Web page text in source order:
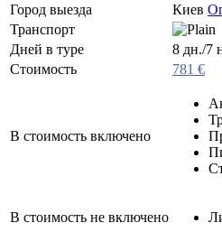
Город выезда Киев
Транспорт
Дней в туре
8 дн./7
Стоимость
781 €
В стоимость включено
В стоимость не включено